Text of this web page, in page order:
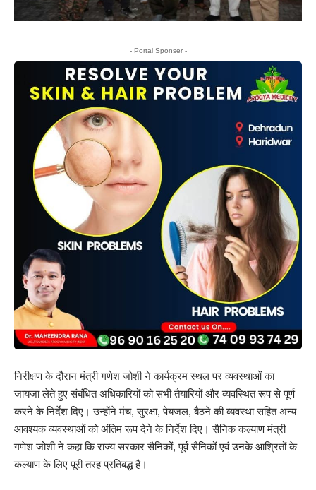
- Portal Sponser -
निरीक्षण के दौरान मंत्री गणेश जोशी ने कार्यक्रम स्थल पर व्यवस्थाओं का
जायजा लेते हुए संबंधित अधिकारियों को सभी तैयारियों और व्यवस्थित रूप से पूर्ण
करने के निर्देश दिए। उन्होंने मंच, सुरक्षा, पेयजल, बैठने की व्यवस्था सहित अन्य
आवश्यक व्यवस्थाओं को अंतिम रूप देने के निर्देश दिए। सैनिक कल्याण मंत्री
गणेश जोशी ने कहा कि राज्य सरकार सैनिकों, पूर्व सैनिकों एवं उनके आश्रितों के
कल्याण के लिए पूरी तरह प्रतिबद्ध है।